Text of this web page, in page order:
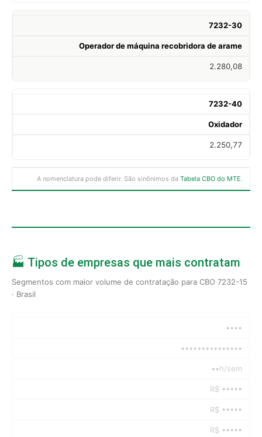
7232-30
Operador de máquina recobridora de arame
2.280,08
7232-40
Oxidador
2.250,77
A nomenclatura pode diferir. São sinônimos da Tabela CBO do MTE.
🏭 Tipos de empresas que mais contratam
Segmentos com maior volume de contratação para CBO 7232-15
· Brasil
••••
•••••••••••••••
••h/sem
R$ •••••
R$ •••••
R$ •••••